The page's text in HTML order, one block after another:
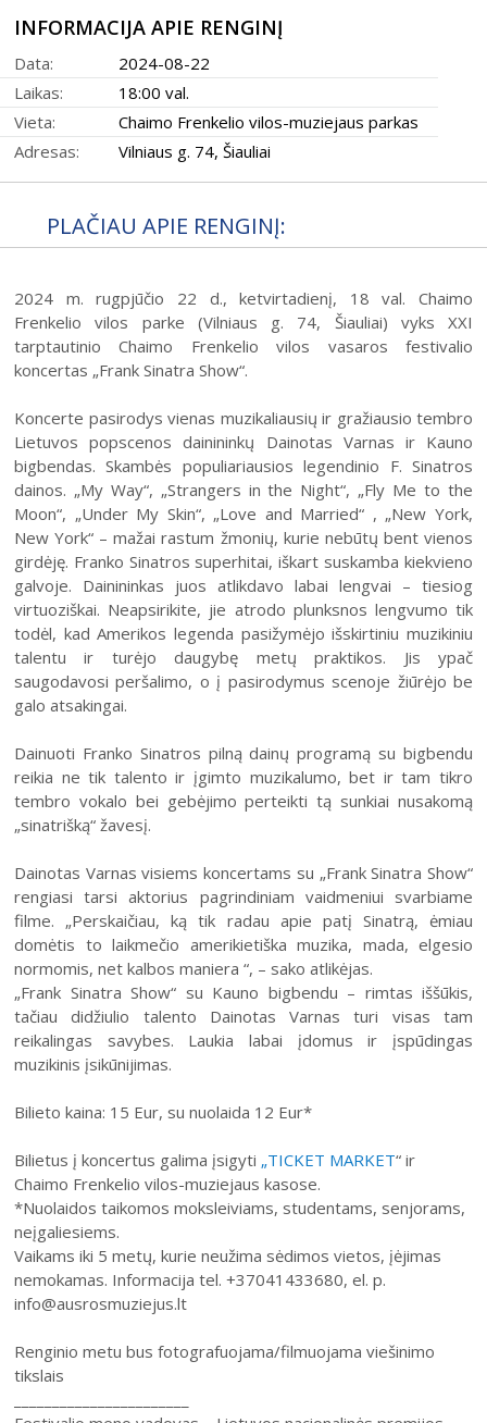
2026 (XXIII festivalis)
2025 (XXII festivalis)
2024 (XXI festivalis)
2023 (XX festivalis)
2022 (XIX festivalis)
2021 (XVIII festivalis)
2020 (XVII festivalis)
2018 (XV festivalis)
2004–2017 m. festivalis
INFORMACIJA APIE RENGINĮ
Data:
2024-08-22
Laikas:
18:00 val.
Vieta:
Chaimo Frenkelio vilos-muziejaus parkas
Adresas:
Vilniaus g. 74, Šiauliai
PLAČIAU APIE RENGINĮ:
2024 m. rugpjūčio 22 d., ketvirtadienį, 18 val. Chaimo
Frenkelio vilos parke (Vilniaus g. 74, Šiauliai) vyks XXI
tarptautinio Chaimo Frenkelio vilos vasaros festivalio
koncertas „Frank Sinatra Show“.
Koncerte pasirodys vienas muzikaliausių ir gražiausio tembro
Lietuvos popscenos dainininkų Dainotas Varnas ir Kauno
bigbendas. Skambės populiariausios legendinio F. Sinatros
dainos. „My Way“, „Strangers in the Night“, „Fly Me to the
Moon“, „Under My Skin“, „Love and Married“ , „New York,
New York“ – mažai rastum žmonių, kurie nebūtų bent vienos
girdėję. Franko Sinatros superhitai, iškart suskamba kiekvieno
galvoje. Dainininkas juos atlikdavo labai lengvai – tiesiog
virtuoziškai. Neapsirikite, jie atrodo plunksnos lengvumo tik
todėl, kad Amerikos legenda pasižymėjo išskirtiniu muzikiniu
talentu ir turėjo daugybę metų praktikos. Jis ypač
saugodavosi peršalimo, o į pasirodymus scenoje žiūrėjo be
galo atsakingai.
Dainuoti Franko Sinatros pilną dainų programą su bigbendu
reikia ne tik talento ir įgimto muzikalumo, bet ir tam tikro
tembro vokalo bei gebėjimo perteikti tą sunkiai nusakomą
„sinatrišką“ žavesį.
Dainotas Varnas visiems koncertams su „Frank Sinatra Show“
rengiasi tarsi aktorius pagrindiniam vaidmeniui svarbiame
filme. „Perskaičiau, ką tik radau apie patį Sinatrą, ėmiau
domėtis to laikmečio amerikietiška muzika, mada, elgesio
normomis, net kalbos maniera “, – sako atlikėjas.
„Frank Sinatra Show“ su Kauno bigbendu – rimtas iššūkis,
tačiau didžiulio talento Dainotas Varnas turi visas tam
reikalingas savybes. Laukia labai įdomus ir įspūdingas
muzikinis įsikūnijimas.
Bilieto kaina: 15 Eur, su nuolaida 12 Eur*
Bilietus į koncertus galima įsigyti „TICKET MARKET“ ir
Chaimo Frenkelio vilos-muziejaus kasose.
*Nuolaidos taikomos moksleiviams, studentams, senjorams,
neįgaliesiems.
Vaikams iki 5 metų, kurie neužima sėdimos vietos, įėjimas
nemokamas. Informacija tel. +37041433680, el. p.
info@ausrosmuziejus.lt
Renginio metu bus fotografuojama/filmuojama viešinimo
tikslais